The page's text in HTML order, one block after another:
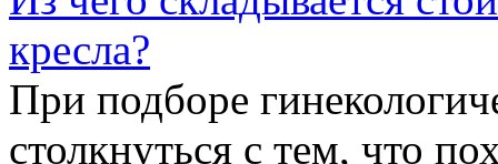
кресла?
При подборе
столкнуться с тем, что